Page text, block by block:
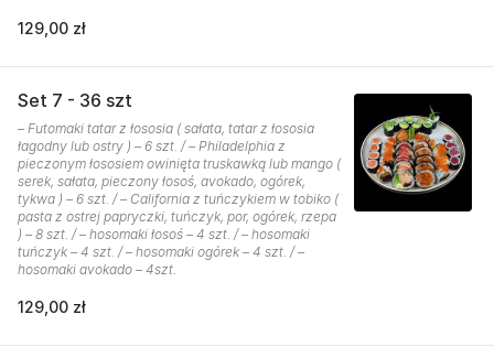
129,00 zł
Set 7 - 36 szt
– Futomaki tatar z łososia ( sałata, tatar z łososia
łagodny lub ostry ) – 6 szt. / – Philadelphia z
pieczonym łososiem owinięta truskawką lub mango (
serek, sałata, pieczony łosoś, avokado, ogórek,
tykwa ) – 6 szt. / – California z tuńczykiem w tobiko (
pasta z ostrej papryczki, tuńczyk, por, ogórek, rzepa
) – 8 szt. / – hosomaki łosoś – 4 szt. / – hosomaki
tuńczyk – 4 szt. / – hosomaki ogórek – 4 szt. / –
hosomaki avokado – 4szt.
129,00 zł